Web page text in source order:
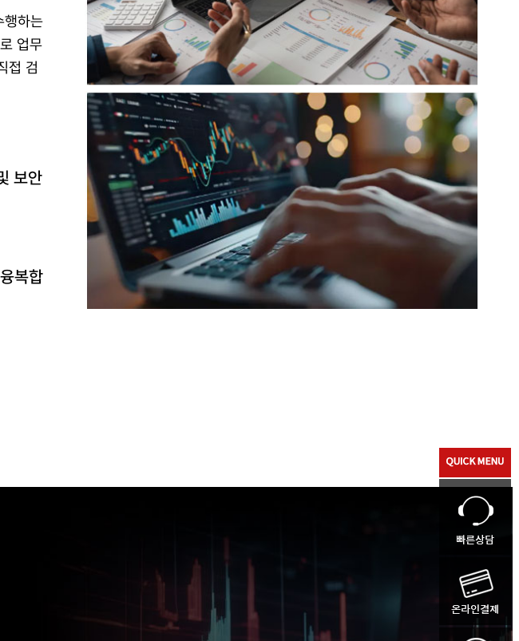
행하는
업무
접 검
보안
복합